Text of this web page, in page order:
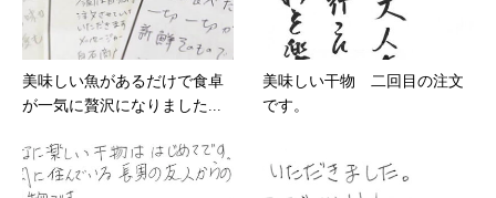
美味しい魚があるだけで食卓
が一気に贅沢になりました...
美味しい干物 二回目の注文
です。